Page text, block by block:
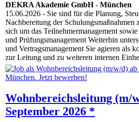
DEKRA Akademie GmbH- München
15.06.2026 - Sie sind für die Planung,
Nachbereitung der Schulungsmaßnahmen
sich um das Teilnehmermanagement
und Prüfungsmanagement Weiterhin
und Vertragsmanagement Sie agieren als
zur Leitung und zu weiteren internen
Wohnbereichsleitung (m/
September 2026 *